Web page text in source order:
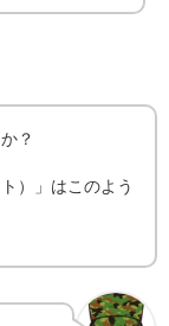
？
）」はこのよう